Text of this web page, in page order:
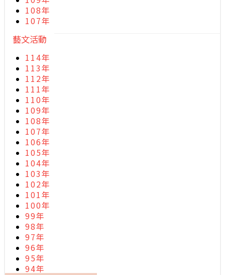
108年
107年
藝文活動
114年
113年
112年
111年
110年
109年
108年
107年
106年
105年
104年
103年
102年
101年
100年
99年
98年
97年
96年
95年
94年